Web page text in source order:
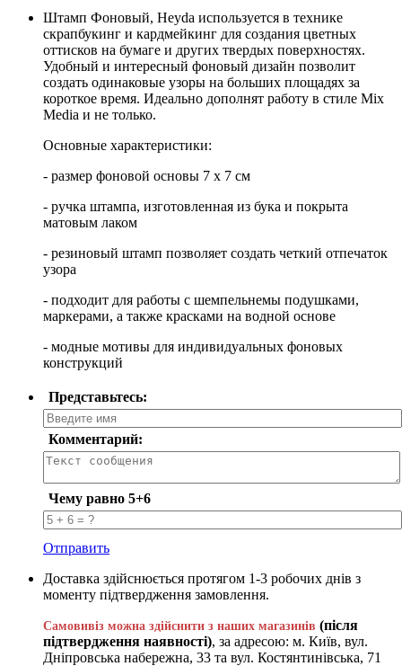
Штамп Фоновый, Heyda используется в технике
скрапбукинг и кардмейкинг для создания цветных
оттисков на бумаге и других твердых поверхностях.
Удобный и интересный фоновый дизайн позволит
создать одинаковые узоры на больших площадях за
короткое время. Идеально дополнят работу в стиле Mix
Media и не только.
Основные характеристики:
- размер фоновой основы 7 х 7 см
- ручка штампа, изготовленная из бука и покрыта
матовым лаком
- резиновый штамп позволяет создать четкий отпечаток
узора
- подходит для работы с шемпельнемы подушками,
маркерами, а также красками на водной основе
- модные мотивы для индивидуальных фоновых
конструкций
Представьтесь:
Комментарий:
Чему равно 5+6
Отправить
Доставка здійснюється протягом 1-3 робочих днів з
моменту підтвердження замовлення.
Самовивіз можна здійснити з наших магазинів (після
підтвердження наявності), за адресою: м. Київ, вул.
Дніпровська набережна, 33 та вул. Костянтинівська, 71